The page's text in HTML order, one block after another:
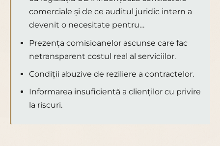
comerciale și de ce auditul juridic intern a
devenit o necesitate pentru…
Prezența comisioanelor ascunse care fac
netransparent costul real al serviciilor.
Condiții abuzive de reziliere a contractelor.
Informarea insuficientă a clienților cu privire
la riscuri.